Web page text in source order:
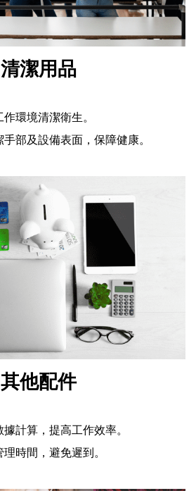
清潔用品
作環境清潔衛生。
手部及設備表面，保障健康。
其他配件
據計算，提高工作效率。
時間，避免遲到。